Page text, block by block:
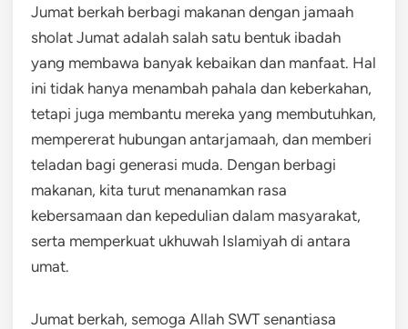
Jumat berkah berbagi makanan dengan jamaah
sholat Jumat adalah salah satu bentuk ibadah
yang membawa banyak kebaikan dan manfaat. Hal
ini tidak hanya menambah pahala dan keberkahan,
tetapi juga membantu mereka yang membutuhkan,
mempererat hubungan antarjamaah, dan memberi
teladan bagi generasi muda. Dengan berbagi
makanan, kita turut menanamkan rasa
kebersamaan dan kepedulian dalam masyarakat,
serta memperkuat ukhuwah Islamiyah di antara
umat.
Jumat berkah, semoga Allah SWT senantiasa